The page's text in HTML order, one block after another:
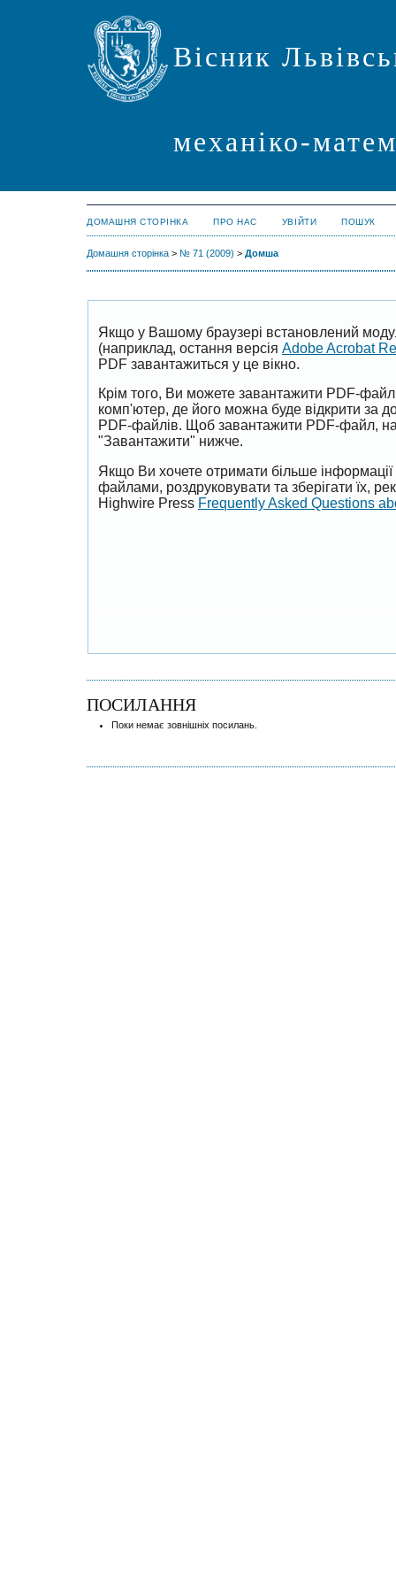
Вісник
механіко-
ДОМАШНЯ СТОРІНКА ПРО НАС УВІЙТИ ПОШУК
Домашня сторінка > № 71 (2009) > Домша
Якщо у Вашому браузері встановлений
(наприклад, остання версія Adobe Acrobat
PDF завантажиться у це вікно.
Крім того, Ви можете завантажити PDF-
комп'ютер, де його можна буде відкрити за
PDF-файлів. Щоб завантажити PDF-файл,
"Завантажити" нижче.
Якщо Ви хочете отримати більше
файлами, роздруковувати та зберігати їх,
Highwire Press Frequently Asked Questions
ПОСИЛАННЯ
Поки немає зовнішніх посилань.